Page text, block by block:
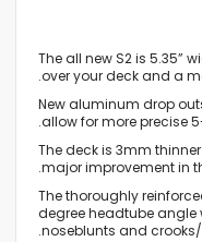
The all new S2 is 5.35”
over your deck and a
New aluminum drop
allow for more precise
The deck is 3mm
major improvement in
The thoroughly
degree headtube angle
noseblunts and crooks/